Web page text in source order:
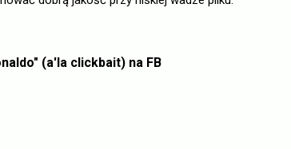
(a'la clickbait) na FB